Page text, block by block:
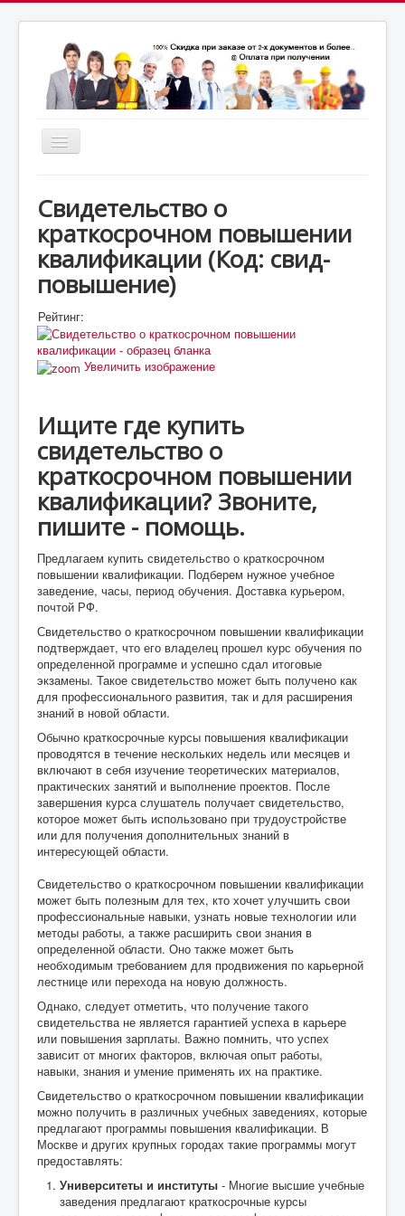
Включить/
Свидетельство о
краткосрочном повышении
квалификации (Код: свид-
повышение)
Рейтинг:
Увеличить изображение
Ищите где купить
свидетельство о
краткосрочном повышении
квалификации? Звоните,
пишите - помощь.
Предлагаем купить свидетельство о краткосрочном
повышении квалификации. Подберем нужное учебное
заведение, часы, период обучения. Доставка курьером,
почтой РФ.
Свидетельство о краткосрочном повышении квалификации
подтверждает, что его владелец прошел курс обучения по
определенной программе и успешно сдал итоговые
экзамены. Такое свидетельство может быть получено как
для профессионального развития, так и для расширения
знаний в новой области.
Обычно краткосрочные курсы повышения квалификации
проводятся в течение нескольких недель или месяцев и
включают в себя изучение теоретических материалов,
практических занятий и выполнение проектов. После
завершения курса слушатель получает свидетельство,
которое может быть использовано при трудоустройстве
или для получения дополнительных знаний в
интересующей области.
Свидетельство о краткосрочном повышении квалификации
может быть полезным для тех, кто хочет улучшить свои
профессиональные навыки, узнать новые технологии или
методы работы, а также расширить свои знания в
определенной области. Оно также может быть
необходимым требованием для продвижения по карьерной
лестнице или перехода на новую должность.
Однако, следует отметить, что получение такого
свидетельства не является гарантией успеха в карьере
или повышения зарплаты. Важно помнить, что успех
зависит от многих факторов, включая опыт работы,
навыки, знания и умение применять их на практике.
Свидетельство о краткосрочном повышении квалификации
можно получить в различных учебных заведениях, которые
предлагают программы повышения квалификации. В
Москве и других крупных городах такие программы могут
предоставлять:
Университеты и институты - Многие высшие учебные
заведения предлагают краткосрочные курсы